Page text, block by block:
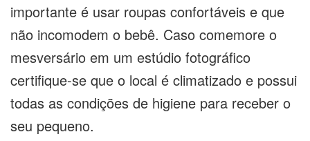
importante é usar roupas confortáveis e que
não incomodem o bebê. Caso comemore o
mesversário em um estúdio fotográfico
certifique-se que o local é climatizado e possui
todas as condições de higiene para receber o
seu pequeno.